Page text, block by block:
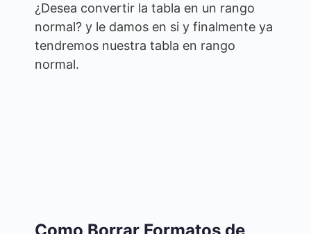
¿Desea convertir la tabla en un rango
normal? y le damos en si y finalmente ya
tendremos nuestra tabla en rango
normal.
Como Borrar Formatos de